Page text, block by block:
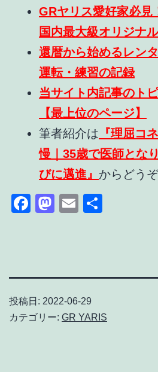
GRヤリス愛好家必見
国内最大級オリジナ
還暦から始めるレン
運転・練習の記録
当サイト内記事のト
【最上位のページ】
筆者紹介は 『理屈コ
慢｜35歳で医師とな
びに邁進』 からどうぞ
Facebook
Mastodon
Email
投稿日: 2022-06-29
カテゴリー: GR YARIS